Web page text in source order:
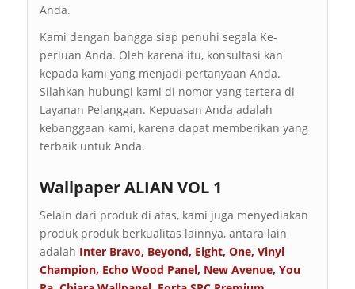
Anda.
Kami dengan bangga siap penuhi segala Ke-
perluan Anda. Oleh karena itu, konsultasi kan
kepada kami yang menjadi pertanyaan Anda.
Silahkan hubungi kami di nomor yang tertera di
Layanan Pelanggan. Kepuasan Anda adalah
kebanggaan kami, karena dapat memberikan yang
terbaik untuk Anda.
Wallpaper ALIAN VOL 1
Selain dari produk di atas, kami juga menyediakan
produk produk berkualitas lainnya, antara lain
adalah Inter Bravo, Beyond, Eight, One, Vinyl
Champion, Echo Wood Panel, New Avenue, You